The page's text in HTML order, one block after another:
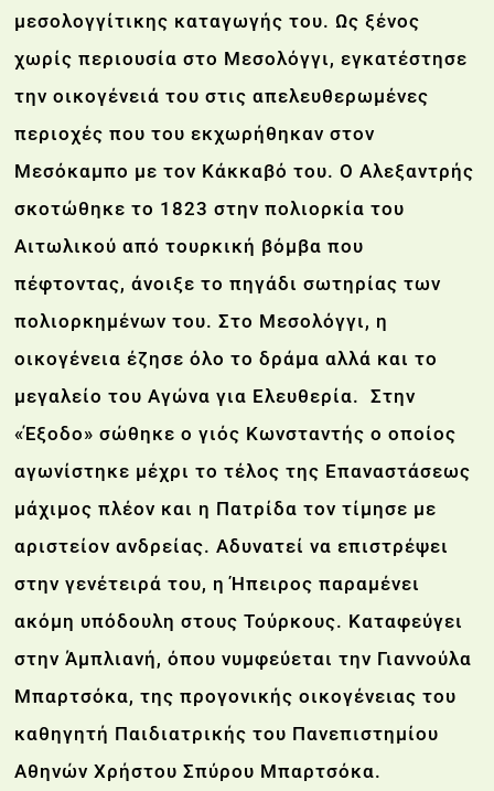
μεσολογγίτικης καταγωγής του. Ως ξένος
χωρίς περιουσία στο Μεσολόγγι, εγκατέστησε
την οικογένειά του στις απελευθερωμένες
περιοχές που του εκχωρήθηκαν στον
Μεσόκαμπο με τον Κάκκαβό του. Ο Αλεξαντρής
σκοτώθηκε το 1823 στην πολιορκία του
Αιτωλικού από τουρκική βόμβα που
πέφτοντας, άνοιξε το πηγάδι σωτηρίας των
πολιορκημένων του. Στο Μεσολόγγι, η
οικογένεια έζησε όλο το δράμα αλλά και το
μεγαλείο του Αγώνα για Ελευθερία. Στην
«Έξοδο» σώθηκε ο γιός Κωνσταντής ο οποίος
αγωνίστηκε μέχρι το τέλος της Επαναστάσεως
μάχιμος πλέον και η Πατρίδα τον τίμησε με
αριστείον ανδρείας. Αδυνατεί να επιστρέψει
στην γενέτειρά του, η Ήπειρος παραμένει
ακόμη υπόδουλη στους Τούρκους. Καταφεύγει
στην Άμπλιανή, όπου νυμφεύεται την Γιαννούλα
Μπαρτσόκα, της προγονικής οικογένειας του
καθηγητή Παιδιατρικής του Πανεπιστημίου
Αθηνών Χρήστου Σπύρου Μπαρτσόκα.